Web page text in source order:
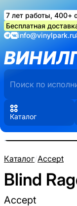
7 лет работы, 400+
Бесплатная
info@vinylpark.ru
Каталог
Каталог/Accept
Blind
Accept
Реальные фото
Нажмите, чтобы